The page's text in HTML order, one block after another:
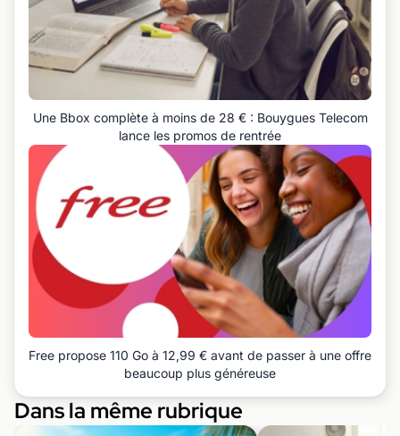
Une Bbox complète à moins de 28 € : Bouygues Telecom
lance les promos de rentrée
Free propose 110 Go à 12,99 € avant de passer à une offre
beaucoup plus généreuse
Dans la même rubrique